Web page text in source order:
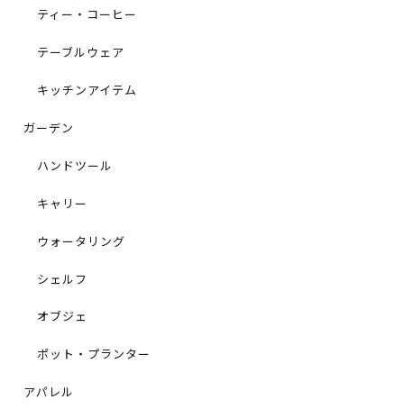
ティー・コーヒー
テーブルウェア
キッチンアイテム
ガーデン
ハンドツール
キャリー
ウォータリング
シェルフ
オブジェ
ポット・プランター
アパレル